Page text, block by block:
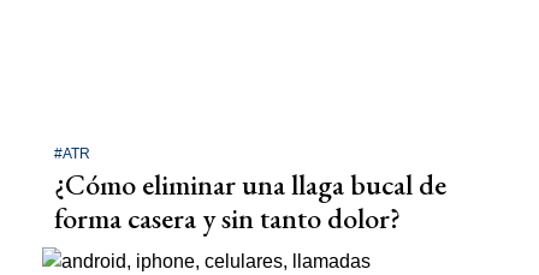
#ATR
¿Cómo eliminar una llaga bucal de
forma casera y sin tanto dolor?